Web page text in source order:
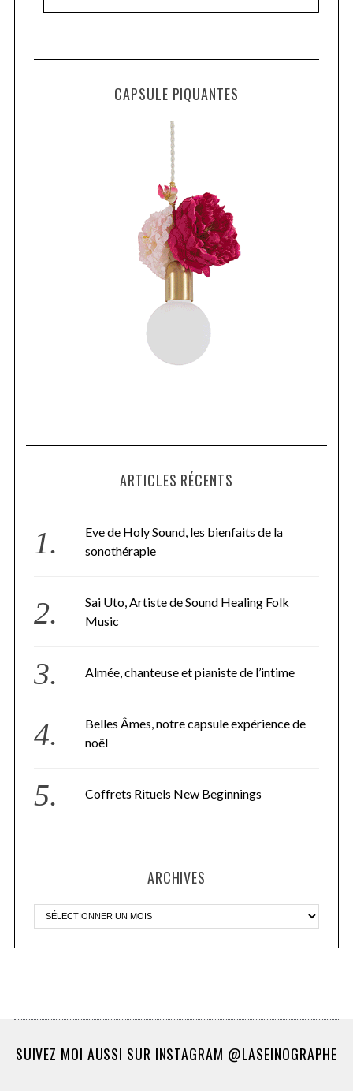
CAPSULE PIQUANTES
ARTICLES RÉCENTS
Eve de Holy Sound, les bienfaits de la
sonothérapie
Sai Uto, Artiste de Sound Healing Folk
Music
Almée, chanteuse et pianiste de l’intime
Belles Âmes, notre capsule expérience de
noël
Coffrets Rituels New Beginnings
ARCHIVES
SUIVEZ MOI AUSSI SUR INSTAGRAM @LASEINOGRAPHE